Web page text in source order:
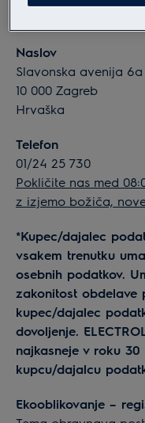
Naslov
Slavonska avenija 6a
10 000 Zagreb
Hrvaška
Telefon
01/24 25 730
Pokličite nas med
z izjemo božiča,
*Kupec/dajalec
vsakem trenutku
osebnih podatkov.
zakonitost obdelave
kupec/dajalec
dovoljenje.
najkasneje v roku
kupcu/dajalcu
Ekooblikovanje –